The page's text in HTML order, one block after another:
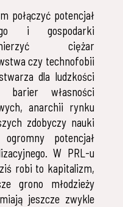
połączyć potencjał
i gospodarki
ciężar
czy technofobii
dla ludzkości
barier własności
anarchii rynku
zdobyczy nauki
potencjał
W PRL-u
robi to kapitalizm,
grono młodzieży
jeszcze zwykle